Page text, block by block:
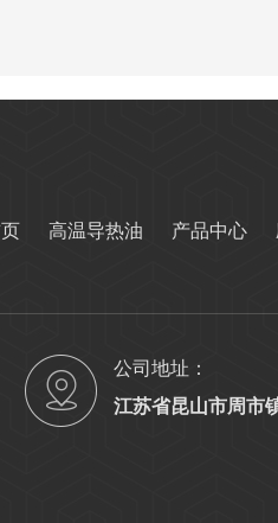
高温导热油 产品中心
公司地址：
江苏省昆山市周市